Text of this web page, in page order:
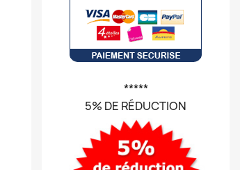
*****
5% DE RÉDUCTION